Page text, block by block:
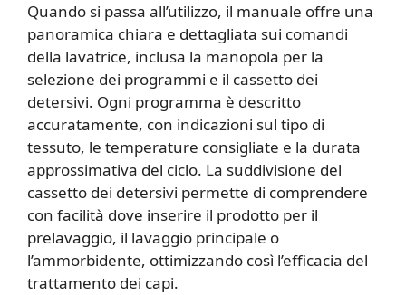
Quando si passa all’utilizzo, il manuale offre una
panoramica chiara e dettagliata sui comandi
della lavatrice, inclusa la manopola per la
selezione dei programmi e il cassetto dei
detersivi. Ogni programma è descritto
accuratamente, con indicazioni sul tipo di
tessuto, le temperature consigliate e la durata
approssimativa del ciclo. La suddivisione del
cassetto dei detersivi permette di comprendere
con facilità dove inserire il prodotto per il
prelavaggio, il lavaggio principale o
l’ammorbidente, ottimizzando così l’efficacia del
trattamento dei capi.